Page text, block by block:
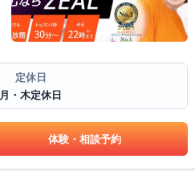
定休日
月・木定休日
体験・相談予約